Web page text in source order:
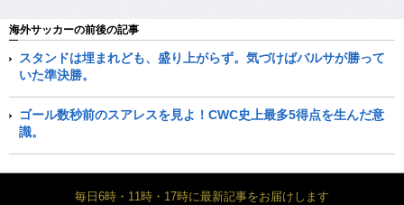
海外サッカーの前後の記事
スタンドは埋まれども、盛り上がらず。気づけばバルサが勝って
いた準決勝。
ゴール数秒前のスアレスを見よ！CWC史上最多5得点を生んだ意
識。
毎日6時・11時・17時に最新記事をお届けします